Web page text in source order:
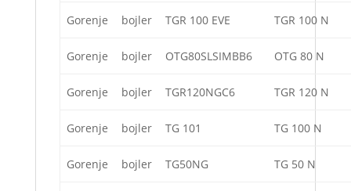
Gorenje bojler TGR 100 EVE TGR 100 N
Gorenje bojler OTG80SLSIMBB6 OTG 80 N
Gorenje bojler TGR120NGC6 TGR 120 N
Gorenje bojler TG 101 TG 100 N
Gorenje bojler TG50NG TG 50 N